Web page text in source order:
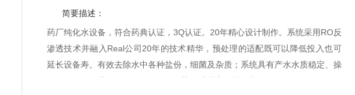
简要描述：
药厂纯化水设备，符合药典认证，3Q认证。20年精心设计制作。系统采用RO反
渗透技术并融入Real公司20年的技术精华，预处理的适配既可以降低投入也可
延长设备寿。有效去除水中各种盐份，细菌及杂质；系统具有产水水质稳定、操
作简便、运行费用低、绿色环保无污染、维护方便等优点。